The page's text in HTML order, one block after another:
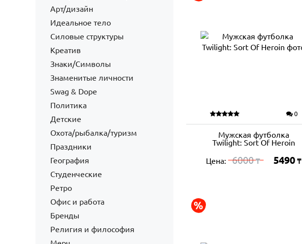
Арт/дизайн
Идеальное тело
Силовые структуры
Креатив
Знаки/Символы
Знаменитые личности
Swag & Dope
Политика
Детские
Охота/рыбалка/туризм
Праздники
География
Студенческие
Ретро
Офис и работа
Бренды
Религия и философия
0
Мужская футболка
Twilight: Sort Of Heroin
Цена: 6000₸ 5490 ₸